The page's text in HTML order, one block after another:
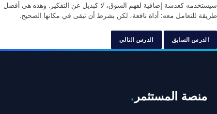
سيستخدمه كعدسة إضافية لفهم السوق، لا كبديل عن التفكير. وهذه هي أفضل
طريقة للتعامل معه: أداة نافعة، لكن بشرط أن تبقى في مكانها الصحيح.
الدرس السابق الدرس التالي
منصة المستثمر .